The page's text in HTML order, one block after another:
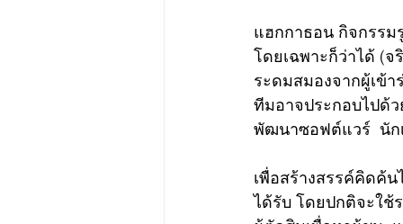
แฮกกาธอน กิจกรรม
โดยเฉพาะก็ว่าได้ (
ระดมสมองจากผู้เข้
ทีมอาจประกอบไปด้
พัฒนาซอฟต์แวร์  นั
เพื่อสร้างสรรค์คิดค้
ได้รับ โดยปกติจะใช้